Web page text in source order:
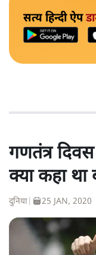
सत्य हिन्दी ऐप
गणतंत्र
क्या कहा था
दुनिया 25 JAN, 2020